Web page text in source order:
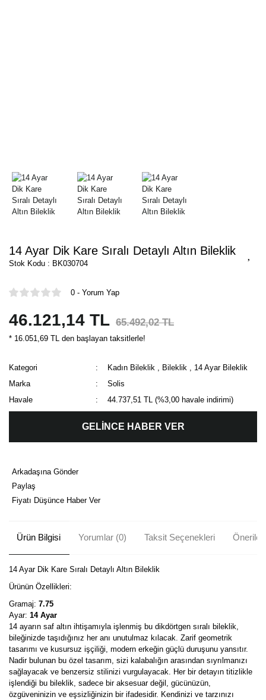
14 Ayar Dik Kare Sıralı Detaylı Altın Bileklik
Stok Kodu : BK030704
0 - Yorum Yap
46.121,14 TL 65.492,02 TL
* 16.051,69 TL den başlayan taksitlerle!
Kategori Kadın Bileklik Bileklik
14 Ayar Bileklik
Marka
Solis
Havale
44.737,51 TL (%3,00 havale indirimi)
GELİNCE HABER VER
Arkadaşına Gönder
Paylaş
Fiyatı Düşünce Haber Ver
Ürün Bilgisi Yorumlar (0) Taksit Seçenekleri
14 Ayar Dik Kare Sıralı Detaylı Altın Bileklik
Ürünün Özellikleri:
Gramaj: 7.75
Ayar: 14 Ayar
14 ayarın saf altın ihtişamıyla işlenmiş bu dikdörtgen sıralı bileklik,
bileğinizde taşıdığınız her anı unutulmaz kılacak. Zarif geometrik
tasarımı ve kusursuz işçiliği, modern erkeğin güçlü duruşunu yansıtır.
Nadir bulunan bu özel tasarım, sizi kalabalığın arasından sıyrılmanızı
sağlayacak ve benzersiz stilinizi vurgulayacak. Her bir detayın titizlikle
işlendiği bu bileklik, sadece bir aksesuar değil, gücünüzün,
özgüveninizin ve eşsizliğinizin bir ifadesidir. Kendinizi ve tarzınızı